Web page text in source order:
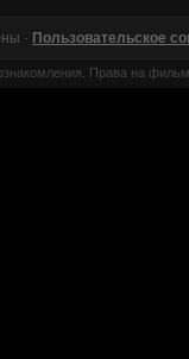
· Пользовательское
Права на